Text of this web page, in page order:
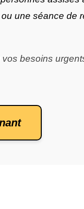
une séance de
besoins